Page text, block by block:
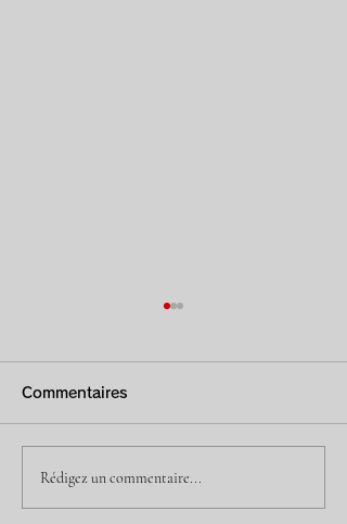
L'évolution de Jean est
leçon de leadership
pour ceux qui veulent
beaucoup de héros dans
L'Attaque des Titans , mais
Commentaires
Rédigez un commentaire...